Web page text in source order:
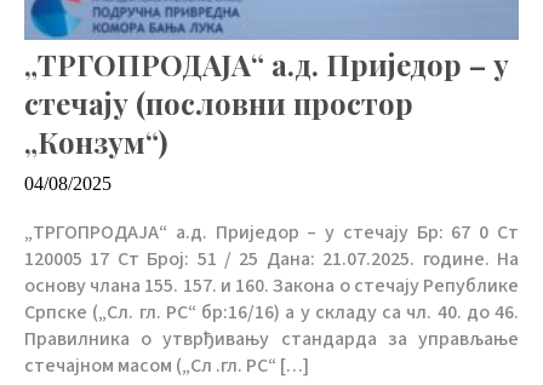
„ТРГОПРОДАЈА“ а.д. Приједор – у
стечају (пословни простор
„Конзум“)
04/08/2025
„ТРГОПРОДАЈА“ а.д. Приједор – у стечају Бр: 67 0 Ст
120005 17 Ст Број: 51 / 25 Дана: 21.07.2025. године. На
основу члана 155. 157. и 160. Закона о стечају Републике
Српске („Сл. гл. РС“ бр:16/16) а у складу са чл. 40. до 46.
Правилника о утврђивању стандарда за управљање
стечајном масом („Сл .гл. РС“ […]